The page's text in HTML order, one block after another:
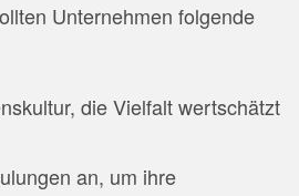
Unternehmen folgende
die Vielfalt wertschätzt
an, um ihre